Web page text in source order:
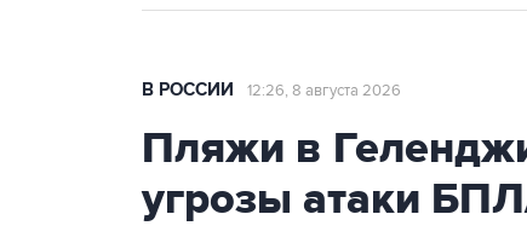
В РОССИИ 12:26, 8 августа 2026
Пляжи в
угрозы атаки